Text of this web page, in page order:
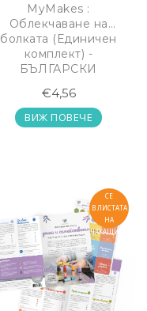
MyMakes :
Облекчаване на
болката (Единичен
комплект) -
БЪЛГАРСКИ
€4,56
ВИЖ ПОВЕЧЕ
СЕ
В ЛИСТАТА
НА
ЧАКАЩИТЕ